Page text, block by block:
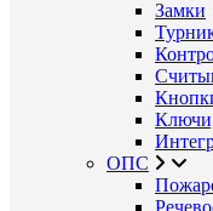
Замки
ОПС